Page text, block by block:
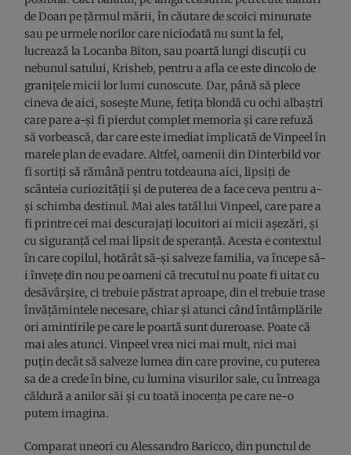
de Doan pe țărmul mării, în căutare de scoici minunate
sau pe urmele norilor care niciodată nu sunt la fel,
lucrează la Locanba Biton, sau poartă lungi discuții cu
nebunul satului, Krisheb, pentru a afla ce este dincolo de
granițele micii lor lumi cunoscute. Dar, până să plece
cineva de aici, sosește Mune, fetița blondă cu ochi albaștri
care pare a-și fi pierdut complet memoria și care refuză
să vorbească, dar care este imediat implicată de Vinpeel în
marele plan de evadare. Altfel, oamenii din Dinterbild vor
fi sortiți să rămână pentru totdeauna aici, lipsiți de
scânteia curiozității și de puterea de a face ceva pentru a-
și schimba destinul. Mai ales tatăl lui Vinpeel, care pare a
fi printre cei mai descurajați locuitori ai micii așezări, și
cu siguranță cel mai lipsit de speranță. Acesta e contextul
în care copilul, hotărât să-și salveze familia, va începe să-
i învețe din nou pe oameni că trecutul nu poate fi uitat cu
desăvârșire, ci trebuie păstrat aproape, din el trebuie trase
învățămintele necesare, chiar și atunci când întâmplările
ori amintirile pe care le poartă sunt dureroase. Poate că
mai ales atunci. Vinpeel vrea nici mai mult, nici mai
puțin decât să salveze lumea din care provine, cu puterea
sa de a crede în bine, cu lumina visurilor sale, cu întreaga
căldură a anilor săi și cu toată inocența pe care ne-o
putem imagina.
Comparat uneori cu Alessandro Baricco, din punctul de